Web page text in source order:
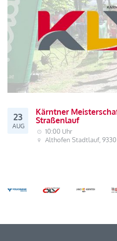
23
AUG
Kärntner
Straßenlauf
10:00 Uhr
Althofen Stadtlauf,